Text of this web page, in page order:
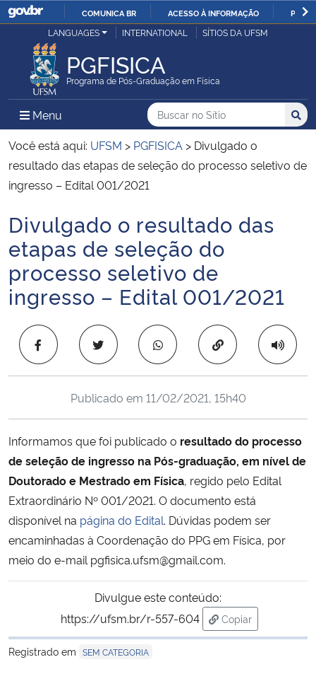
IR
O
COMUNICA BR ACESSO À INFORMAÇÃO
Ministério da Justiça e Segurança Pública
Ministério da Defesa
Ministério das Relações Exteriores
Ministério da Economia
Ministério da Infraestrutura
Ministério da Agricultura, Pecuária e Abastecimento
Ministério da Educação
Ministério da Cidadania
Ministério da Saúde
Ministério de Minas e Energia
Ministério da Ciência, Tecnologia, Inovações e Comunicações
Ministério do Meio Ambiente
Ministério do Turismo
Ministério do Desenvolvimento Regional
Controladoria-Geral da União
Ministério da Mulher, da Família e dos Direitos Humanos
LANGUAGES INTERNATIONAL SÍTIOS DA UFSM
PGFISICA
Programa de Pós-Graduação em Física
Menu Menu Principal do Sítio
Busca
Buscar no no Sítio
Busca:
Você está aqui: UFSM > PGFISICA > Divulgado o
resultado das etapas de seleção do processo seletivo de
ingresso – Edital 001/2021
Início do conteúdo
Divulgado o resultado das
etapas de seleção do
processo seletivo de
ingresso – Edital 001/2021
Copiar para área
Publicado em 11/02/2021, 15h40
Informamos que foi publicado o resultado do processo
de seleção de ingresso na Pós-graduação, em nível de
Doutorado e Mestrado em Física, regido pelo Edital
Extraordinário Nº 001/2021. O documento está
disponível na página do Edital. Dúvidas podem ser
encaminhadas à Coordenação do PPG em Física, por
meio do e-mail pgfisica.ufsm@gmail.com.
Divulgue este conteúdo:
https://ufsm.br/r-557-604
Copiar
para área de
Registrado em SEM CATEGORIA